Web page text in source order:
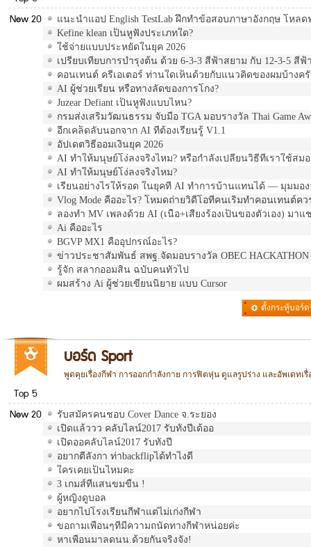
New 20
แนะนำแอป English TestLab ฝึกทำข้อสอบภาษาอังกฤษ โหล
Kefine klean เป็นหูฟังประเภทใด?
ใช้จ่ายแบบประหยัดในยุค 2026
เปรียบเทียบการบำรุงต้น ด้วย 6-3-3 สีฟ้าสยาม กับ 12-3-5 สี
คอนเทนต์ ครีเอเตอร์ ท่านใดเห็นด้วยกับแนวคิดของผมบ้างค
AI ผู้ช่วยเรียน หรือทางลัดของการโกง?
Juzear Defiant เป็นหูฟังแบบไหน?
กรมส่งเสริมวัฒนธรรม จับมือ TGA มอบรางวัล Thai Game
อีกเคล็ดลับนอกจาก AI ที่ต้องเรียนรู้ V1.1
อัปเดตวิธีออมเงินยุค 2026
AI ทำให้มนุษย์โง่ลงจริงไหม? หรือกำลังเปลี่ยนวิธีที่เราใช้สม
AI ทำให้มนุษย์โง่ลงจริงไหม?
เรียนอย่างไรให้รอด ในยุคที่ AI ทำการบ้านแทนได้ — มุมมอง
Vlog Mode คืออะไร? โหมดถ่ายวิดีโอที่คนเริ่มทำคอนเทนต์คว
ลองทำ MV เพลงด้วย AI (เนื้อ+เสียงร้องเป็นของตัวเอง) มา
Ai คืออะไร
BGVP MX1 คืออุปกรณ์อะไร?
ข่าวประชาสัมพันธ์ สพฐ.จัดมอบรางวัล OBEC
รู้จัก สลากออมสิน ฉบับคนทั่วไป
ผมสร้าง Ai ผู้ช่วยเขียนนิยาย แบบ Cursor
ตั้งกระทู้บอร์
บอร์ด Sport
พูดคุยเรื่องกีฬา การออกกำลังกาย การฟิตหุ่น ดูแลรูปร่าง และอัพเดทเ
Top 5
New 20
รับสมัครคนชอบ Cover Dance จ.ระยอง
เปิดแล้ววว คลับไลน์2017 รับทั้งปีเด้ออ
เปิดออคลับไลน์2017 รับทั้งปี
อยากตีลังกา ท่าbackflipได้ทำไงดี
ใครเคยเป็นไหมคะ
3 เกมส์ที่แสนขมขื่น !
ผู้หญิงดูบอล
อยากไปโรงเรียนกีฬาแต่ไม่เก่งกีฬา
ขอถามเพื่อนๆที่มีความถนัดทางกีฬาหน่อยค่ะ
หาเพื่อนมาลดนน.ด้วยกันจริงจัง!